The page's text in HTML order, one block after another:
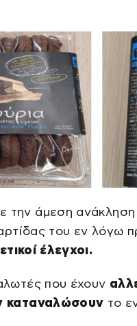
την άμεση
του εν λόγω
έλεγχοι.
που έχουν
καταναλώσουν το